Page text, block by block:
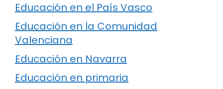
Educación en el País Vasco
Educación en la Comunidad
Valenciana
Educación en Navarra
Educación en primaria